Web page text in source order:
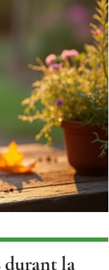
durant la